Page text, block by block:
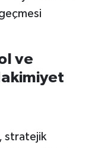
ve
stratejik